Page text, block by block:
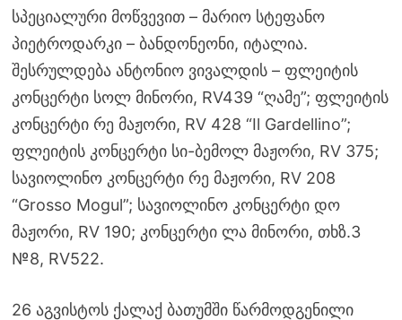
სპეციალური მოწვევით – მარიო სტეფანო
პიეტროდარკი – ბანდონეონი, იტალია.
შესრულდება ანტონიო ვივალდის – ფლეიტის
კონცერტი სოლ მინორი, RV439 “ღამე”; ფლეიტის
კონცერტი რე მაჟორი, RV 428 “Il Gardellino”;
ფლეიტის კონცერტი სი-ბემოლ მაჟორი, RV 375;
სავიოლინო კონცერტი რე მაჟორი, RV 208
“Grosso Mogul”; სავიოლინო კონცერტი დო
მაჟორი, RV 190; კონცერტი ლა მინორი, თხზ.3
№8, RV522.
26 აგვისტოს ქალაქ ბათუმში წარმოდგენილი